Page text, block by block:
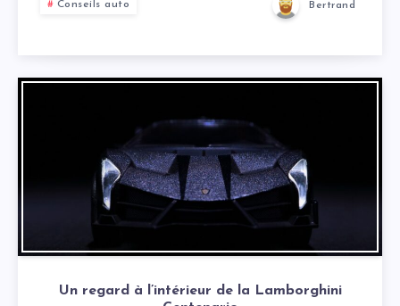
Conseils auto Bertrand
Un regard à l’intérieur de la Lamborghini